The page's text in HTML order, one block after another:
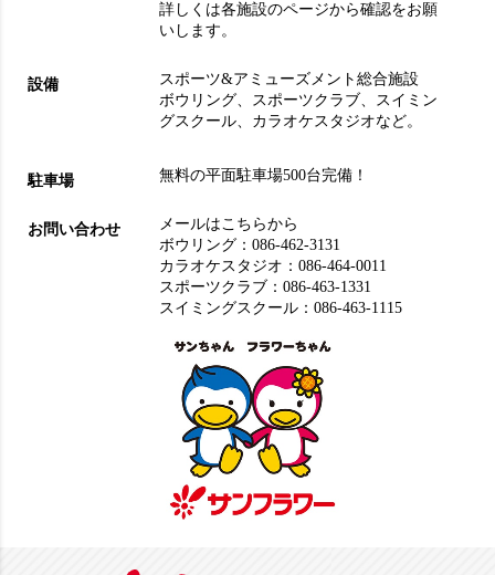
詳しくは各施設のページから確認をお願
いします。
設備
スポーツ&アミューズメント総合施設
ボウリング、 スポーツクラブ、 スイミン
グスクール、 カラオケスタジオなど。
駐車場 無料の平面駐車場500台完備！
お問い合わせ
メールはこちらから
ボウリング：086-462-3131
カラオケスタジオ：086-464-0011
スポーツクラブ：086-463-1331
スイミングスクール：086-463-1115